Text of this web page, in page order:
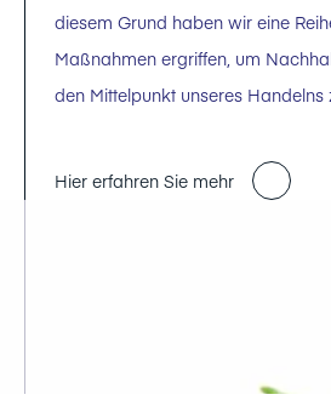
diesem Grund haben wir eine
Maßnahmen ergriffen, um
den Mittelpunkt unseres Handelns
Hier erfahren Sie mehr